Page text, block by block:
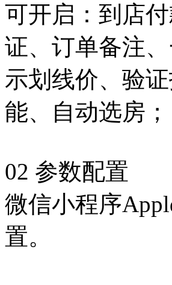
可开启：到店
证、订单备注
示划线价、验
能、自动选房；
02 参数配置
微信小程序
置。